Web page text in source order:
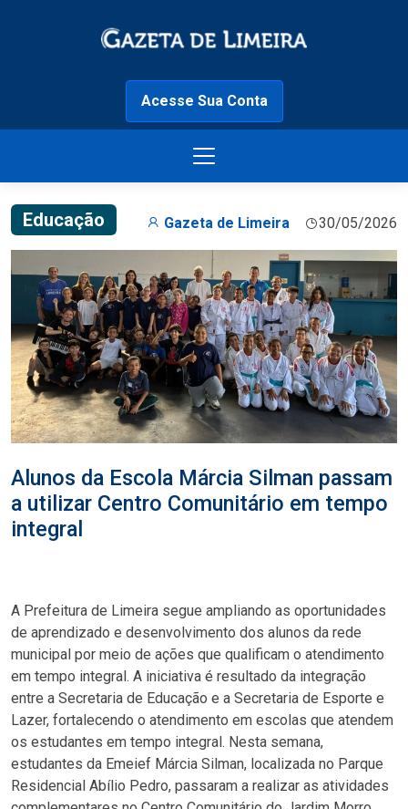
Acesse Sua Conta
Educação Gazeta de Limeira 30/05/2026
Alunos da Escola Márcia Silman passam
a utilizar Centro Comunitário em tempo
integral
A Prefeitura de Limeira segue ampliando as oportunidades
de aprendizado e desenvolvimento dos alunos da rede
municipal por meio de ações que qualificam o atendimento
em tempo integral. A iniciativa é resultado da integração
entre a Secretaria de Educação e a Secretaria de Esporte e
Lazer, fortalecendo o atendimento em escolas que atendem
os estudantes em tempo integral. Nesta semana,
estudantes da Emeief Márcia Silman, localizada no Parque
Residencial Abílio Pedro, passaram a realizar as atividades